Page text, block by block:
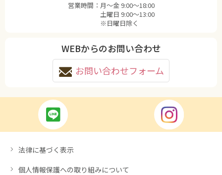
営業時間： 月〜金 9:00〜18:00
土曜日 9:00〜13:00
※日曜日除く
WEBからのお問い合わせ
お問い合わせフォーム
法律に基づく表示
個人情報保護への取り組みについて